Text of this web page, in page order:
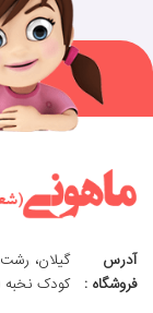
آدرس
فروشگاه :
گیلان،
کودک نخبه (ساعت